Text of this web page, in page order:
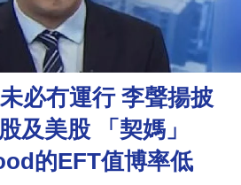
必冇運行 李聲揚披
及美股 「契媽」
的EFT值博率低